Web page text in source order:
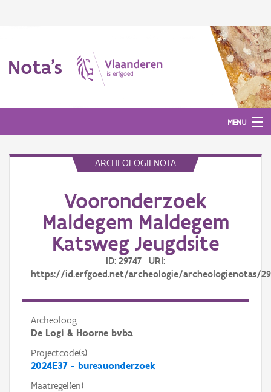
Nota's
MENU
ARCHEOLOGIENOTA
Vooronderzoek
Maldegem Maldegem
Katsweg Jeugdsite
ID: 29747 URI:
https://id.erfgoed.net/archeologie/archeologienotas/
Archeoloog
De Logi & Hoorne bvba
Projectcode(s)
2024E37 - bureauonderzoek
Maatregel(en)